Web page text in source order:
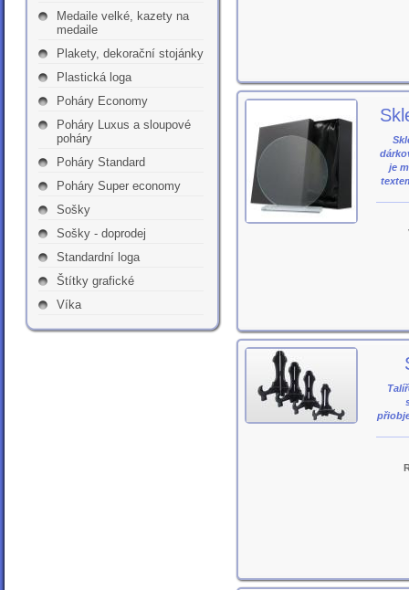
Medaile velké, kazety na
medaile
Plakety, dekorační stojánky
Plastická loga
Poháry Economy
Poháry Luxus a sloupové
poháry
Poháry Standard
Poháry Super economy
Sošky
Sošky - doprodej
Standardní loga
Štítky grafické
Víka
je